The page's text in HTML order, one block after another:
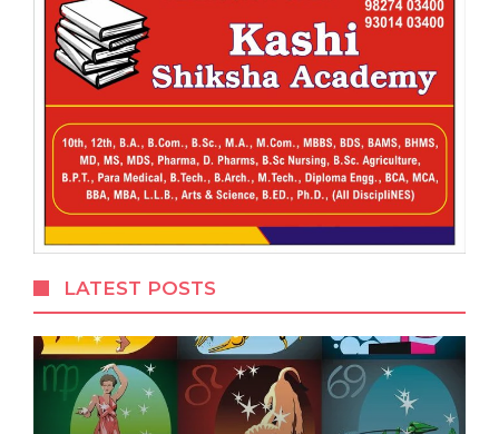
LATEST POSTS